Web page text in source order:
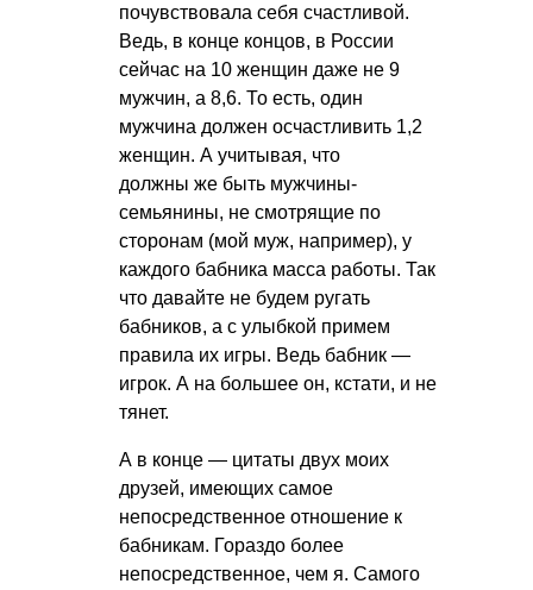
почувствовала себя счастливой.
Ведь, в конце концов, в России
сейчас на 10 женщин даже не 9
мужчин, а 8,6. То есть, один
мужчина должен осчастливить 1,2
женщин. А учитывая, что
должны же быть мужчины-
семьянины, не смотрящие по
сторонам (мой муж, например), у
каждого бабника масса работы. Так
что давайте не будем ругать
бабников, а с улыбкой примем
правила их игры. Ведь бабник —
игрок. А на большее он, кстати, и не
тянет.
А в конце — цитаты двух моих
друзей, имеющих самое
непосредственное отношение к
бабникам. Гораздо более
непосредственное, чем я. Самого